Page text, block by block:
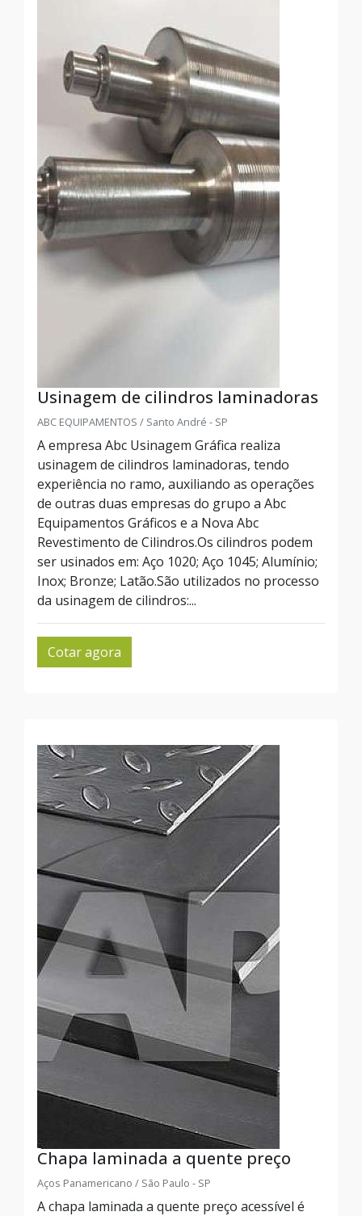
Usinagem de cilindros laminadoras
ABC EQUIPAMENTOS / Santo André - SP
A empresa Abc Usinagem Gráfica realiza
usinagem de cilindros laminadoras, tendo
experiência no ramo, auxiliando as operações
de outras duas empresas do grupo a Abc
Equipamentos Gráficos e a Nova Abc
Revestimento de Cilindros.Os cilindros podem
ser usinados em: Aço 1020; Aço 1045; Alumínio;
Inox; Bronze; Latão.São utilizados no processo
da usinagem de cilindros:...
Cotar agora
Chapa laminada a quente preço
Aços Panamericano / São Paulo - SP
A chapa laminada a quente preço acessível é